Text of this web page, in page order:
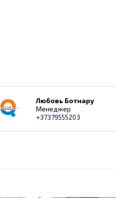
Любовь Ботнару
Менеджер
+37379555203